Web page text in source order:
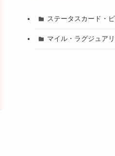
ステータスカード・
マイル・ラグジュア